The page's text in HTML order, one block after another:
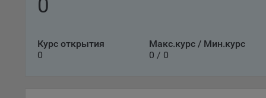
0
Курс открытия
0
Макс.курс / Мин.курс
0 / 0